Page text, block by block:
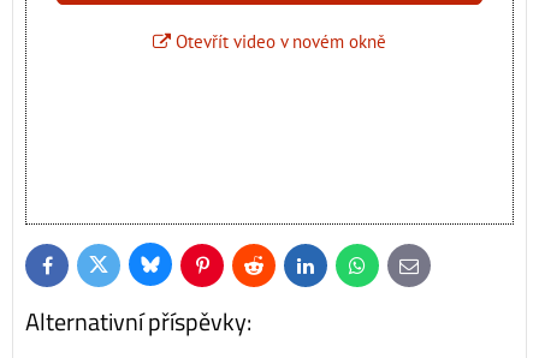
Otevřít video v novém okně
FacebookTwitter BlueskyPinterestReddit LinkedInWhatsApp
E-
mail
Alternativní příspěvky: